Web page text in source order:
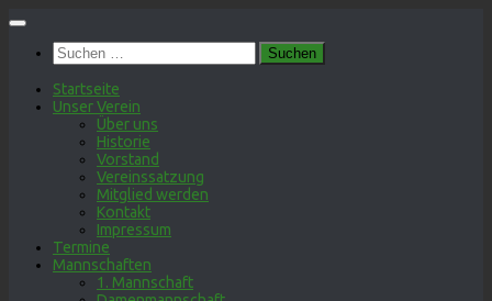
Zum
springenSuchen
nach:
Startseite
Unser Verein
Über uns
Historie
Vorstand
Vereinssatzung
Mitglied werden
Kontakt
Impressum
Termine
Mannschaften
1. Mannschaft